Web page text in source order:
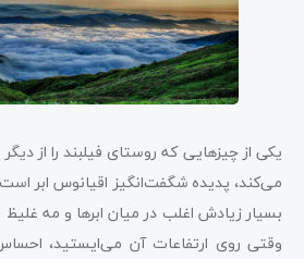
یکی از چیزهایی که روستای فیلبند را از
می‌کند، پدیده شگفت‌انگیز اقیانوس ابر
بسیار زیادش اغلب در میان ابرها و مه
وقتی روی ارتفاعات آن می‌ایستید،